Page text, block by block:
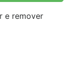
e remover